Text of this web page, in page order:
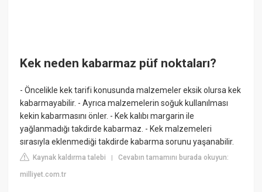
Kek neden kabarmaz püf noktaları?
- Öncelikle kek tarifi konusunda malzemeler eksik olursa kek
kabarmayabilir. - Ayrıca malzemelerin soğuk kullanılması
kekin kabarmasını önler. - Kek kalıbı margarin ile
yağlanmadığı takdirde kabarmaz. - Kek malzemeleri
sırasıyla eklenmediği takdirde kabarma sorunu yaşanabilir.
Kaynak kaldırma talebi |Cevabın tamamını burada okuyun:
milliyet.com.tr